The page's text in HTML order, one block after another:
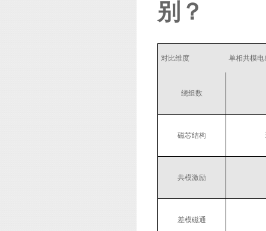
别？
对比维度 单相共模电
绕组数
磁芯结构
共模激励
差模磁通